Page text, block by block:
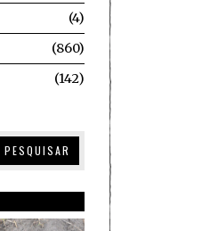
4
860
142
PESQUISAR